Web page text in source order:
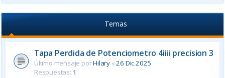
Temas
Tapa Perdida de Potenciometro 4iiii precision 3
Último mensaje porHilary «26 Dic 2025
Respuestas: 1